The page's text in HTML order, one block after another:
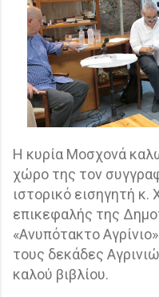
Η κυρία Μοσχονά
χώρο της τον
ιστορικό εισηγητή κ.
επικεφαλής της
«Ανυπότακτο
τους δεκάδες
καλού βιβλίου.